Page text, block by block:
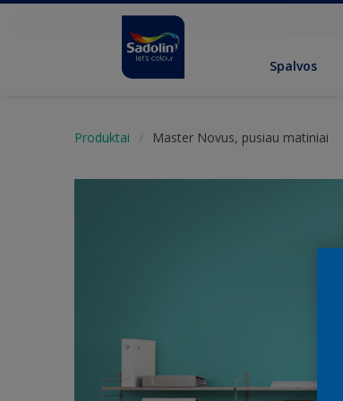
Spalvos
Produktai Master Novus, pusiau matiniai